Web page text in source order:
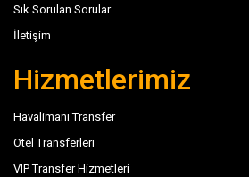
Sık Sorulan Sorular
İletişim
Hizmetlerimiz
Havalimanı Transfer
Otel Transferleri
VIP Transfer Hizmetleri